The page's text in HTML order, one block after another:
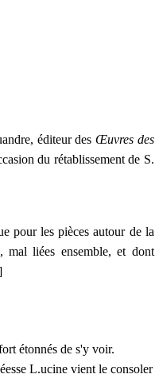
éditeur des Œuvres des
du rétablissement de S.
pour les pièces autour de la
mal liées ensemble, et dont
étonnés de s'y voir.
L.ucine vient le consoler